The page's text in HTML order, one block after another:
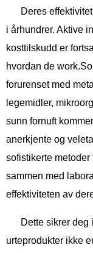
Deres
i århundrer. Aktive
kosttilskudd er
hvordan de
forurenset med
legemidler,
sunn fornuft
anerkjente og
sofistikerte
sammen med
effektiviteten av
Dette sikrer deg
urteprodukter ikke